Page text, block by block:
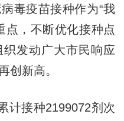
毒疫苗接种作为“我
点，不断优化接种点
发动广大市民响应
创新高。
接种2199072剂次